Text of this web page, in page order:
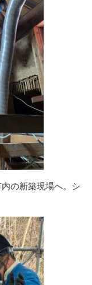
の新築現場へ。シ